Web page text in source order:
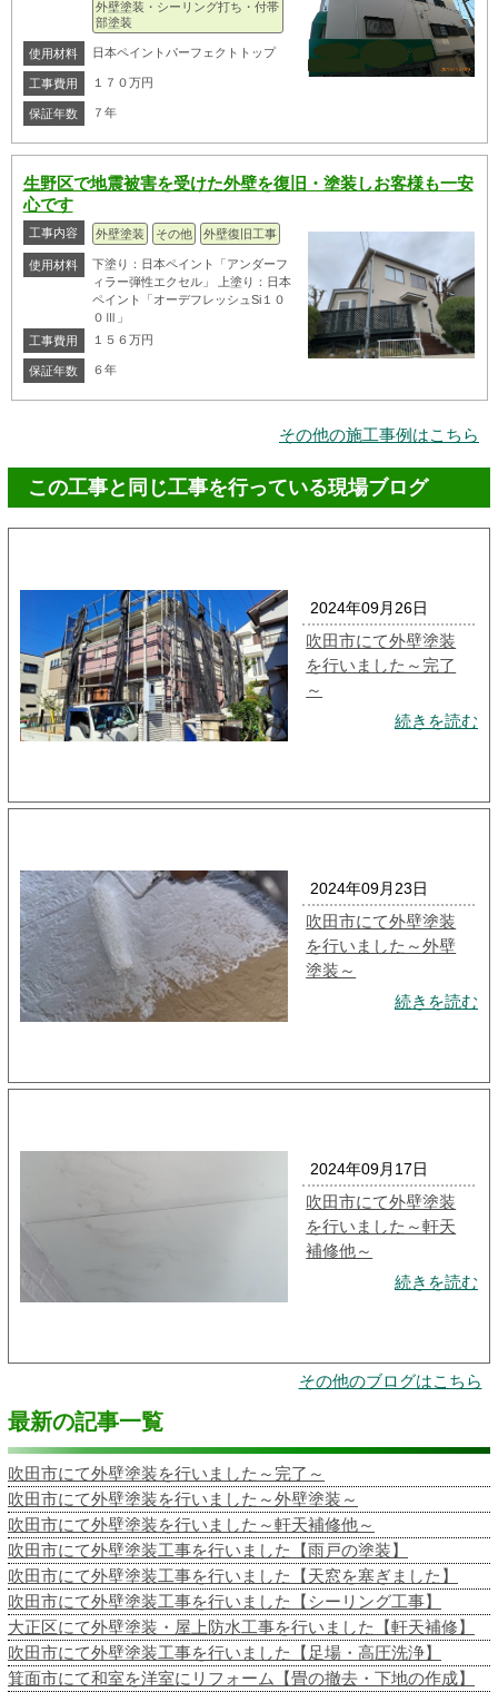
外壁塗装・シーリング打ち・付帯
部塗装
使用材料 日本ペイントパーフェクトトップ
工事費用 １７０万円
保証年数 ７年
生野区で地震被害を受けた外壁を復旧・塗装しお客様も一安
心です
工事内容 外壁塗装 その他 外壁復旧工事
使用材料
下塗り：日本ペイント「アンダーフ
ィラー弾性エクセル」 上塗り：日本
ペイント「オーデフレッシュSi１０
０Ⅲ」
工事費用
１５６万円
保証年数 ６年
その他の施工事例はこちら
この工事と同じ工事を行っている現場ブログ
2024年09月26日
吹田市にて外壁塗装
を行いました～完了
～
続きを読む
2024年09月23日
吹田市にて外壁塗装
を行いました～外壁
塗装～
続きを読む
2024年09月17日
吹田市にて外壁塗装
を行いました～軒天
補修他～
続きを読む
その他のブログはこちら
最新の記事一覧
吹田市にて外壁塗装を行いました～完了～
吹田市にて外壁塗装を行いました～外壁塗装～
吹田市にて外壁塗装を行いました～軒天補修他～
吹田市にて外壁塗装工事を行いました【雨戸の塗装】
吹田市にて外壁塗装工事を行いました【天窓を塞ぎました】
吹田市にて外壁塗装工事を行いました【シーリング工事】
大正区にて外壁塗装・屋上防水工事を行いました【軒天補修】
吹田市にて外壁塗装工事を行いました【足場・高圧洗浄】
箕面市にて和室を洋室にリフォーム【畳の撤去・下地の作成】